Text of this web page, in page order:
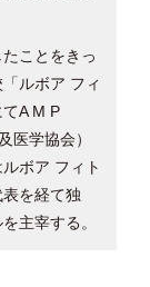
ことをきっ
ルボア フィ
A M P
医学協会）
ボア フィト
を経て独
主宰する。